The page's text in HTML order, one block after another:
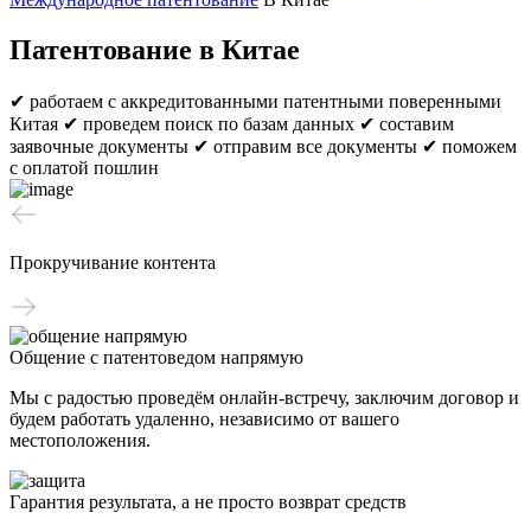
Патентование в Китае
✔ работаем с аккредитованными патентными поверенными
Китая ✔ проведем поиск по базам данных ✔ составим
заявочные документы ✔ отправим все документы ✔ поможем
с оплатой пошлин
Прокручивание контента
Общение с патентоведом напрямую
Мы с радостью проведём онлайн-встречу, заключим договор и
будем работать удаленно, независимо от вашего
местоположения.
Гарантия результата, а не просто возврат средств